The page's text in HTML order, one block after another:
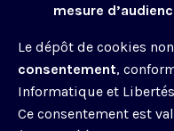
mesure
Le dépôt de cookies
consentement,
Informatique et
Ce consentement est